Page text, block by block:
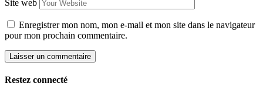
Site web
Enregistrer mon nom, mon e-mail et mon site dans le navigateur
pour mon prochain commentaire.
Restez connecté